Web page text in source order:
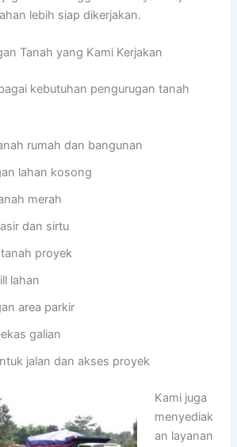
lebih siap dikerjakan.
Tanah yang Kami Kerjakan
kebutuhan pengurugan tanah
rumah dan bangunan
lahan kosong
merah
dan sirtu
proyek
lahan
area parkir
galian
jalan dan akses proyek
Kami juga
menyediak
an layanan